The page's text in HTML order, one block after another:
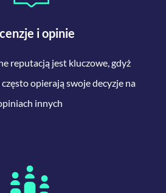
i opinie
reputacją jest kluczowe, gdyż
opierają swoje decyzje na
innych